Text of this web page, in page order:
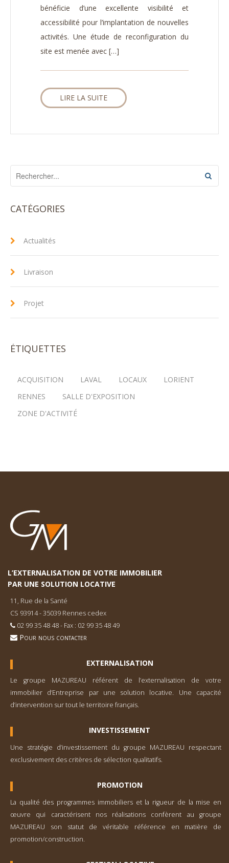
bénéficie d’une excellente visibilité et
accessibilité pour l’implantation de nouvelles
activités. Une étude de reconfiguration du
site est menée avec […]
LIRE LA SUITE
CATÉGORIES
Actualités
Livraison
Projet
ÉTIQUETTES
ACQUISITION LAVAL LOCAUX
LORIENT
RENNES
SALLE D'EXPOSITION
ZONE D'ACTIVITÉ
L’EXTERNALISATION DE VOTRE IMMOBILIER
PAR UNE SOLUTION LOCATIVE
11, Rue de la Santé
CS 93914 - 35039 Rennes cedex
02 99 35 48 48 - Fax : 02 99 35 48 49
Pour nous contacter
EXTERNALISATION
Le groupe MAZUREAU référent de l’externa­lisation de votre
immobilier d’Entreprise par une solution locative. Une capacité
d’inter­vention sur tout le territoire français.
INVESTISSEMENT
Une stratégie d’investisse­ment du groupe MAZUREAU respectant
exclusivement des critères de sélection qualitatifs.
PROMOTION
La qualité des programmes immobiliers et la rigueur de la mise en
œuvre qui caractérisent nos réalisations confèrent au groupe
MAZUREAU son statut de véritable référence en matière de
promotion/construction.